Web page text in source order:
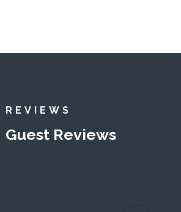
REVIEWS
Guest Reviews